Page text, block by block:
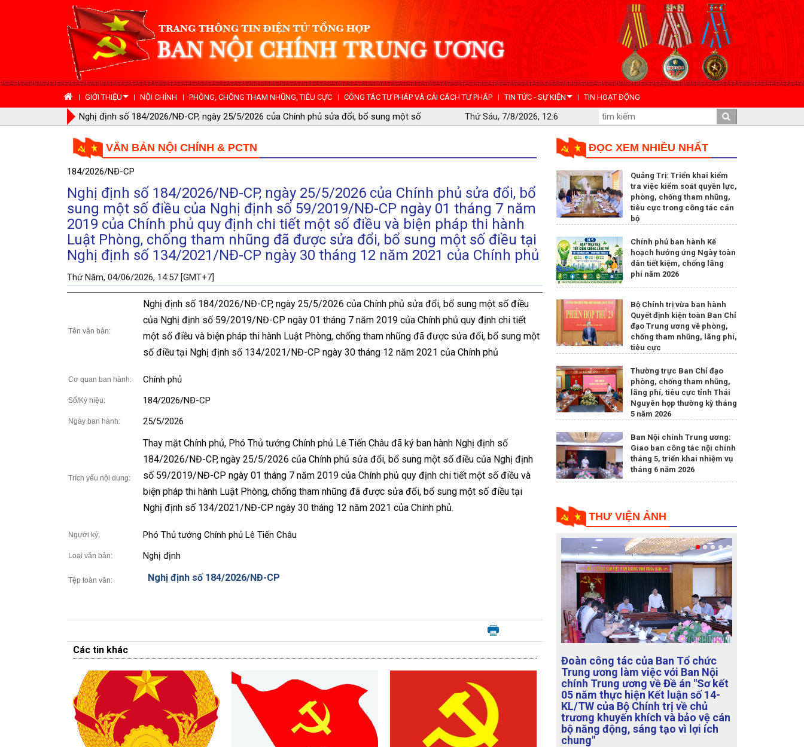
GIỚI THIỆU NỘI CHÍNH PHÒNG, CHỐNG THAM NHŨNG, TIÊU CỰC CÔNG TÁC TƯ PHÁP VÀ CẢI CÁCH TƯ PHÁP TIN TỨC - SỰ KIỆN TIN HOẠT ĐỘNG
phủ sửa đổi, bổ sung một số
tham nhũng đã được sửa đổi,
30 tháng 12 năm 2021 của
Quyết định số 924/QĐ-TTg, ngày 24/5/2026 của Thủ tướng Chính phủ ban hành kế hoạchThứ Sáu, 7/8/2026, 12:6
VĂN BẢN NỘI CHÍNH & PCTN
184/2026/NĐ-CP
Nghị định số 184/2026/NĐ-CP, ngày 25/5/2026 của Chính phủ sửa đổi, bổ
sung một số điều của Nghị định số 59/2019/NĐ-CP ngày 01 tháng 7 năm
2019 của Chính phủ quy định chi tiết một số điều và biện pháp thi hành
Luật Phòng, chống tham nhũng đã được sửa đổi, bổ sung một số điều tại
Nghị định số 134/2021/NĐ-CP ngày 30 tháng 12 năm 2021 của Chính phủ
Thứ Năm, 04/06/2026, 14:57 [GMT+7]
Tên văn bản:
Nghị định số 184/2026/NĐ-CP, ngày 25/5/2026 của Chính phủ sửa đổi, bổ sung một số điều
của Nghị định số 59/2019/NĐ-CP ngày 01 tháng 7 năm 2019 của Chính phủ quy định chi tiết
một số điều và biện pháp thi hành Luật Phòng, chống tham nhũng đã được sửa đổi, bổ sung một
số điều tại Nghị định số 134/2021/NĐ-CP ngày 30 tháng 12 năm 2021 của Chính phủ
Cơ quan ban hành: Chính phủ
Số/Ký hiệu: 184/2026/NĐ-CP
Ngày ban hành: 25/5/2026
Trích yếu nội dung:
Thay mặt Chính phủ, Phó Thủ tướng Chính phủ Lê Tiến Châu đã ký ban hành Nghị định số
184/2026/NĐ-CP, ngày 25/5/2026 của Chính phủ sửa đổi, bổ sung một số điều của Nghị định
số 59/2019/NĐ-CP ngày 01 tháng 7 năm 2019 của Chính phủ quy định chi tiết một số điều và
biện pháp thi hành Luật Phòng, chống tham nhũng đã được sửa đổi, bổ sung một số điều tại
Nghị định số 134/2021/NĐ-CP ngày 30 tháng 12 năm 2021 của Chính phủ.
Người ký: Phó Thủ tướng Chính phủ Lê Tiến Châu
Loại văn bản: Nghị định
Tệp toàn văn: Nghị định số 184/2026/NĐ-CP
Các tin khác
ĐỌC XEM NHIỀU NHẤT
Quảng Trị: Triển khai kiểm
tra việc kiểm soát quyền lực,
phòng, chống tham nhũng,
tiêu cực trong công tác cán
bộ
Chính phủ ban hành Kế
hoạch hưởng ứng Ngày toàn
dân tiết kiệm, chống lãng
phí năm 2026
Bộ Chính trị vừa ban hành
Quyết định kiện toàn Ban Chỉ
đạo Trung ương về phòng,
chống tham nhũng, lãng phí,
tiêu cực
Thường trực Ban Chỉ đạo
phòng, chống tham nhũng,
lãng phí, tiêu cực tỉnh Thái
Nguyên họp thường kỳ tháng
5 năm 2026
Ban Nội chính Trung ương:
Giao ban công tác nội chính
tháng 5, triển khai nhiệm vụ
tháng 6 năm 2026
THƯ VIỆN ẢNH
Đoàn công tác của Ban Tổ chức
Trung ương làm việc với Ban Nội
chính Trung ương về Đề án "Sơ kết
05 năm thực hiện Kết luận số 14-
KL/TW của Bộ Chính trị về chủ
trương khuyến khích và bảo vệ cán
bộ năng động, sáng tạo vì lợi ích
chung"
Họp Tổ biên tập xây dựng Đề án
"Sửa đổi, bổ sung chức năng,
nhiệm vụ, quy chế làm việc của
Ban Chỉ đạo Trung ương về phòng,
chống tham nhũng, lãng phí, tiêu
cực"